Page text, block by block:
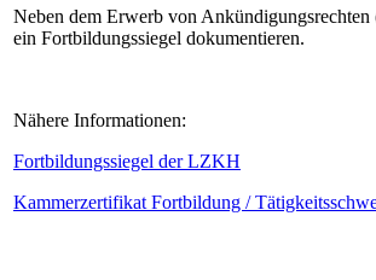
Neben dem Erwerb von
ein Fortbildungssiegel dokumentieren.
Nähere Informationen:
Fortbildungssiegel der LZKH
Kammerzertifikat Fortbildung /